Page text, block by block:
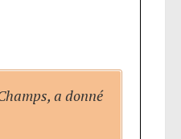
a donné